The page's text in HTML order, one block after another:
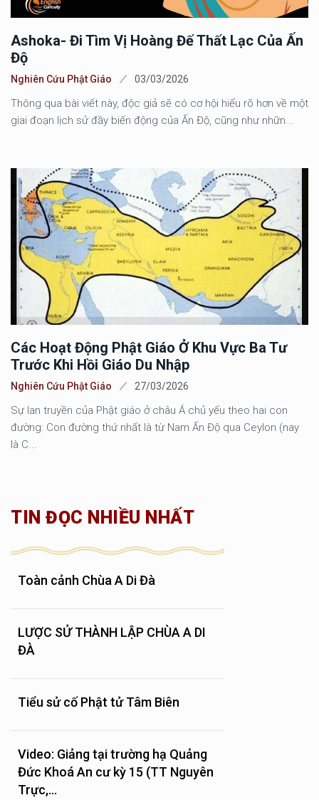
Ashoka- Đi Tìm Vị Hoàng Đế Thất Lạc Của Ấn
Độ
Nghiên Cứu Phật Giáo 03/03/2026
Thông qua bài viết này, độc giả sẽ có cơ hội hiểu rõ hơn về một
giai đoạn lịch sử đầy biến động của Ấn Độ, cũng như nhữn...
Các Hoạt Động Phật Giáo Ở Khu Vực Ba Tư
Trước Khi Hồi Giáo Du Nhập
Nghiên Cứu Phật Giáo 27/03/2026
Sự lan truyền của Phật giáo ở châu Á chủ yếu theo hai con
đường: Con đường thứ nhất là từ Nam Ấn Độ qua Ceylon (nay
là C...
TIN ĐỌC NHIỀU NHẤT
Toàn cảnh Chùa A Di Đà
LƯỢC SỬ THÀNH LẬP CHÙA A DI
ĐÀ
Tiểu sử cố Phật tử Tâm Biên
Video: Giảng tại trường hạ Quảng
Đức Khoá An cư kỳ 15 (TT Nguyên
Trực,...